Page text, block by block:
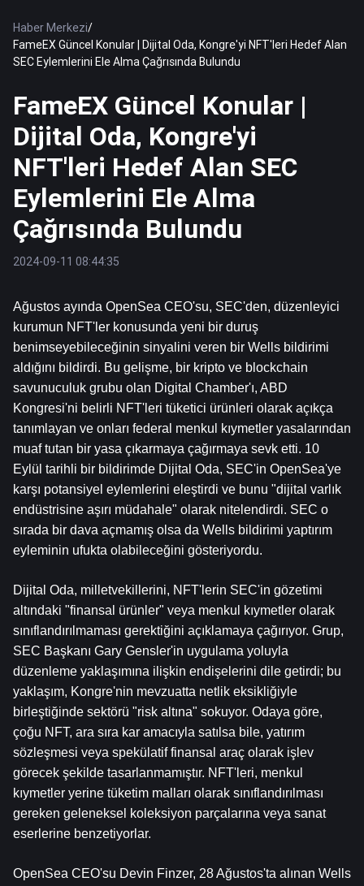
Haber Merkezi/
FameEX Güncel Konular | Dijital Oda, Kongre'yi NFT'leri Hedef Alan
SEC Eylemlerini Ele Alma Çağrısında Bulundu
FameEX Güncel Konular |
Dijital Oda, Kongre'yi
NFT'leri Hedef Alan SEC
Eylemlerini Ele Alma
Çağrısında Bulundu
2024-09-11 08:44:35
Ağustos ayında OpenSea CEO'su, SEC'den, düzenleyici
kurumun NFT'ler konusunda yeni bir duruş
benimseyebileceğinin sinyalini veren bir Wells bildirimi
aldığını bildirdi. Bu gelişme, bir kripto ve blockchain
savunuculuk grubu olan Digital Chamber'ı, ABD
Kongresi'ni belirli NFT'leri tüketici ürünleri olarak açıkça
tanımlayan ve onları federal menkul kıymetler yasalarından
muaf tutan bir yasa çıkarmaya çağırmaya sevk etti. 10
Eylül tarihli bir bildirimde Dijital Oda, SEC'in OpenSea'ye
karşı potansiyel eylemlerini eleştirdi ve bunu "dijital varlık
endüstrisine aşırı müdahale" olarak nitelendirdi. SEC o
sırada bir dava açmamış olsa da Wells bildirimi yaptırım
eyleminin ufukta olabileceğini gösteriyordu.
Dijital Oda, milletvekillerini, NFT'lerin SEC'in gözetimi
altındaki "finansal ürünler" veya menkul kıymetler olarak
sınıflandırılmaması gerektiğini açıklamaya çağırıyor. Grup,
SEC Başkanı Gary Gensler'in uygulama yoluyla
düzenleme yaklaşımına ilişkin endişelerini dile getirdi; bu
yaklaşım, Kongre'nin mevzuatta netlik eksikliğiyle
birleştiğinde sektörü "risk altına" sokuyor. Odaya göre,
çoğu NFT, ara sıra kar amacıyla satılsa bile, yatırım
sözleşmesi veya spekülatif finansal araç olarak işlev
görecek şekilde tasarlanmamıştır. NFT'leri, menkul
kıymetler yerine tüketim malları olarak sınıflandırılması
gereken geleneksel koleksiyon parçalarına veya sanat
eserlerine benzetiyorlar.
OpenSea CEO'su Devin Finzer, 28 Ağustos'ta alınan Wells